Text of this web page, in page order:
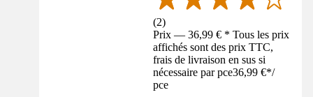
(2)
Prix — 36,99 € * Tous les prix
affichés sont des prix TTC,
frais de livraison en sus si
nécessaire par pce36,99 €*/
pce